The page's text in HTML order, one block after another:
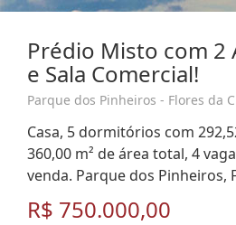
Prédio Misto com 2
e Sala Comercial!
Parque dos Pinheiros - Flores da
Casa, 5 dormitórios com
360,00 m² de área total, 4
venda. Parque dos Pinheiros,
R$ 750.000,00